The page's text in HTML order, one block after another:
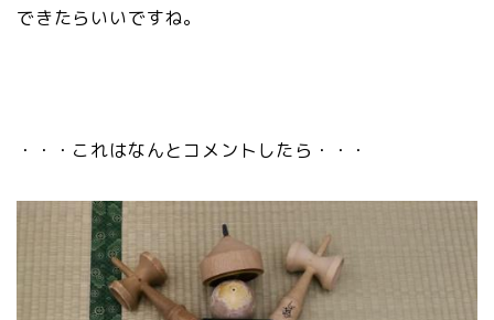
できたらいいですね。
・・・これはなんとコメントしたら・・・